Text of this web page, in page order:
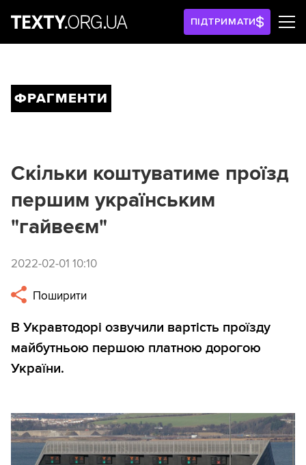
ПІДТРИМАТИ
ФРАГМЕНТИ
Скільки коштуватиме проїзд
першим українським
"гайвеєм"
2022-02-01 10:10
Поширити
В Укравтодорі озвучили вартість проїзду
майбутньою першою платною дорогою
України.